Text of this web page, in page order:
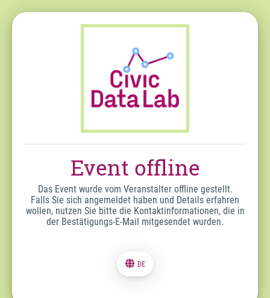
Event offline
Das Event wurde vom Veranstalter offline gestellt.
Falls Sie sich angemeldet haben und Details erfahren
wollen, nutzen Sie bitte die Kontaktinformationen, die in
der Bestätigungs-E-Mail mitgesendet wurden.
DE